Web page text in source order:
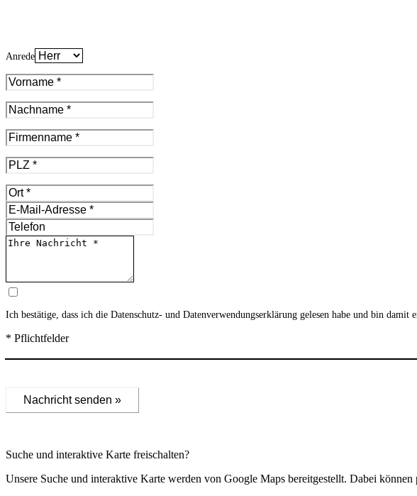
Anrede
Ich bestätige, dass ich die Datenschutz- und Datenverwendungserklärung gelesen habe und bin damit
* Pflichtfelder
Nachricht senden »
Suche und interaktive Karte freischalten?
Unsere Suche und interaktive Karte werden von Google Maps bereitgestellt. Dabei